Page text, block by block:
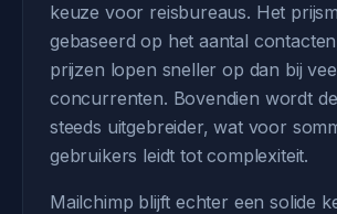
keuze voor reisbureaus. Het
gebaseerd op het aantal
prijzen lopen sneller op dan bij
concurrenten. Bovendien wordt
steeds uitgebreider, wat voor
gebruikers leidt tot complexiteit.
Mailchimp blijft echter een solide